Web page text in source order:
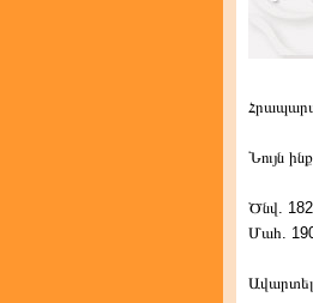
Նույն
Ծնվ.
Մահ.